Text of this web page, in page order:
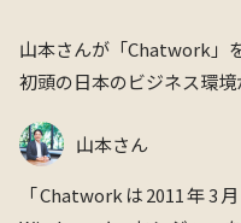
山本さんが 「Chatwork」
初頭の日本のビジネス環境
山本さん
「Chatworkは2011年3